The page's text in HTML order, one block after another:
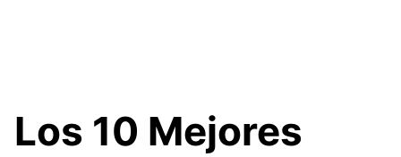
Los 10 Mejores